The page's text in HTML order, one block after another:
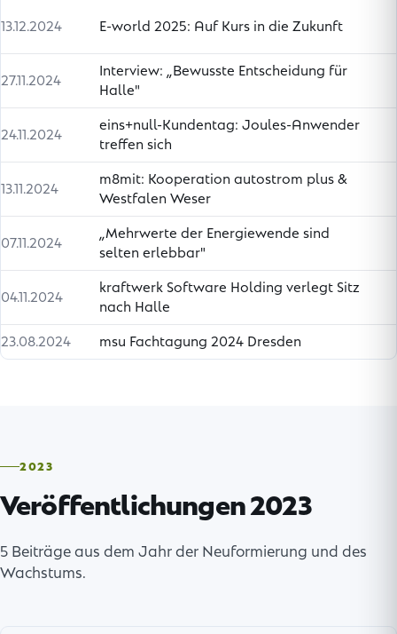
13.12.2024 E-world 2025: Auf Kurs in die Zukunft
27.11.2024
Interview: „Bewusste Entscheidung für
Halle"
24.11.2024
eins+null-Kundentag: Joules-Anwender
treffen sich
13.11.2024
m8mit: Kooperation autostrom plus &
Westfalen Weser
07.11.2024
„Mehrwerte der Energiewende sind
selten erlebbar"
04.11.2024
kraftwerk Software Holding verlegt Sitz
nach Halle
23.08.2024 msu Fachtagung 2024 Dresden
2023
Veröffentlichungen 2023
5 Beiträge aus dem Jahr der Neuformierung und des
Wachstums.